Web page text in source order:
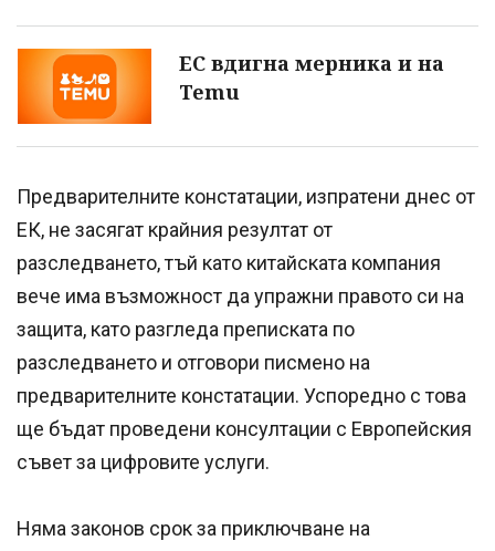
ЕС вдигна мерника и на
Temu
Предварителните констатации, изпратени днес от
ЕК, не засягат крайния резултат от
разследването, тъй като китайската компания
вече има възможност да упражни правото си на
защита, като разгледа преписката по
разследването и отговори писмено на
предварителните констатации. Успоредно с това
ще бъдат проведени консултации с Европейския
съвет за цифровите услуги.
Няма законов срок за приключване на